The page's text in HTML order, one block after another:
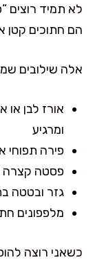
לא תמיד רוצים
הם חתוכים קטן
אלה שילובים
אורז לבן או
ומרגיע
פירה
פסטה קצרה
גזר ובטטה
מלפפונים
כשאני רוצה